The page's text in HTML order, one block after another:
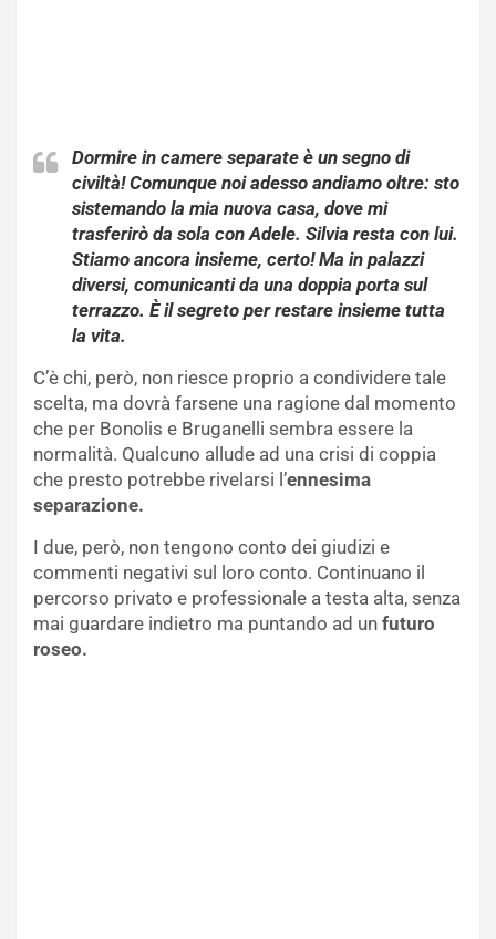
Dormire in camere separate è un segno di
civiltà! Comunque noi adesso andiamo oltre: sto
sistemando la mia nuova casa, dove mi
trasferirò da sola con Adele. Silvia resta con lui.
Stiamo ancora insieme, certo! Ma in palazzi
diversi, comunicanti da una doppia porta sul
terrazzo. È il segreto per restare insieme tutta
la vita.
C’è chi, però, non riesce proprio a condividere tale
scelta, ma dovrà farsene una ragione dal momento
che per Bonolis e Bruganelli sembra essere la
normalità. Qualcuno allude ad una crisi di coppia
che presto potrebbe rivelarsi l’ennesima
separazione.
I due, però, non tengono conto dei giudizi e
commenti negativi sul loro conto. Continuano il
percorso privato e professionale a testa alta, senza
mai guardare indietro ma puntando ad un futuro
roseo.